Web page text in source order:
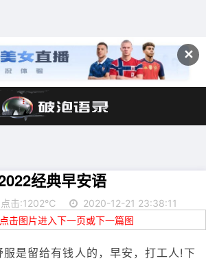
✕
经典早安语
点击:1202℃
2020-12-21 23:38:11
击图片进入下一页或下一篇图
是留给有钱人的，早安，打工人!下